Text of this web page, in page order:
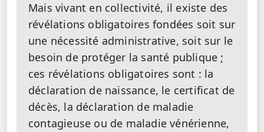
Mais vivant en collectivité, il existe des
révélations obligatoires fondées soit sur
une nécessité administrative, soit sur le
besoin de protéger la santé publique ;
ces révélations obligatoires sont : la
déclaration de naissance, le certificat de
décès, la déclaration de maladie
contagieuse ou de maladie vénérienne,